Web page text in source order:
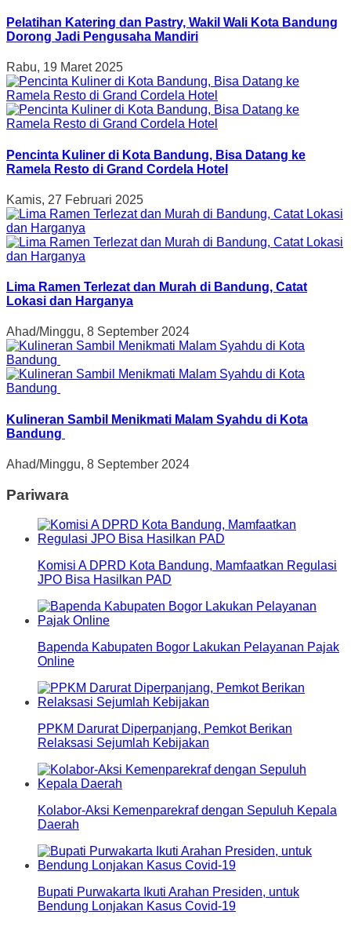
Pelatihan Katering dan Pastry, Wakil Wali Kota Bandung
Dorong Jadi Pengusaha Mandiri
Rabu, 19 Maret 2025
Pencinta Kuliner di Kota Bandung, Bisa Datang ke
Ramela Resto di Grand Cordela Hotel
Kamis, 27 Februari 2025
Lima Ramen Terlezat dan Murah di Bandung, Catat
Lokasi dan Harganya
Ahad/Minggu, 8 September 2024
Kulineran Sambil Menikmati Malam Syahdu di Kota
Bandung
Ahad/Minggu, 8 September 2024
Pariwara
Komisi A DPRD Kota Bandung, Mamfaatkan Regulasi
JPO Bisa Hasilkan PAD
Bapenda Kabupaten Bogor Lakukan Pelayanan Pajak
Online
PPKM Darurat Diperpanjang, Pemkot Berikan
Relaksasi Sejumlah Kebijakan
Kolabor-Aksi Kemenparekraf dengan Sepuluh Kepala
Daerah
Bupati Purwakarta Ikuti Arahan Presiden, untuk
Bendung Lonjakan Kasus Covid-19